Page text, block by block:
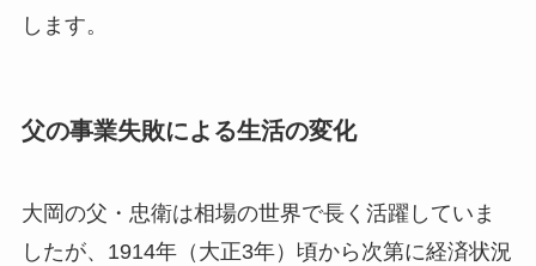
します。
父の事業失敗による生活の変化
大岡の父・忠衛は相場の世界で長く活躍していま
したが、1914年（大正3年）頃から次第に経済状況